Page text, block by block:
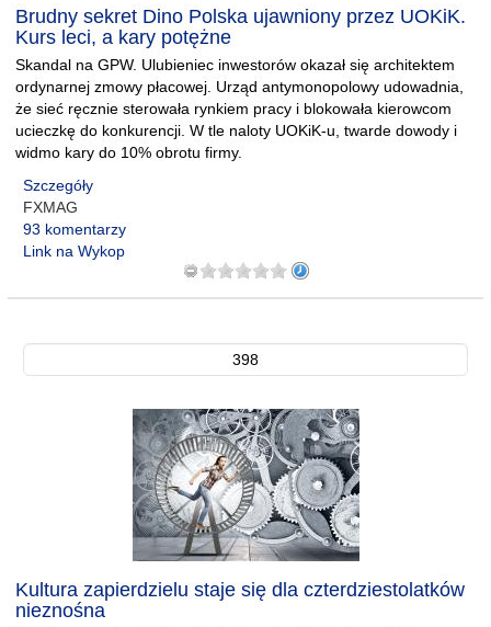
Brudny sekret Dino Polska ujawniony przez UOKiK.
Kurs leci, a kary potężne
Skandal na GPW. Ulubieniec inwestorów okazał się architektem
ordynarnej zmowy płacowej. Urząd antymonopolowy udowadnia,
że sieć ręcznie sterowała rynkiem pracy i blokowała kierowcom
ucieczkę do konkurencji. W tle naloty UOKiK-u, twarde dowody i
widmo kary do 10% obrotu firmy.
Szczegóły
FXMAG
93 komentarzy
Link na Wykop
398
Kultura zapierdzielu staje się dla czterdziestolatków
nieznośna